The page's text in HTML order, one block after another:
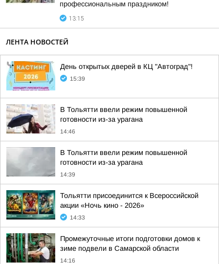
профессиональным праздником!
13:15
ЛЕНТА НОВОСТЕЙ
День открытых дверей в КЦ "Автоград"!
15:39
В Тольятти ввели режим повышенной
готовности из-за урагана
14:46
В Тольятти ввели режим повышенной
готовности из-за урагана
14:39
Тольятти присоединится к Всероссийской
акции «Ночь кино - 2026»
14:33
Промежуточные итоги подготовки домов к
зиме подвели в Самарской области
14:16